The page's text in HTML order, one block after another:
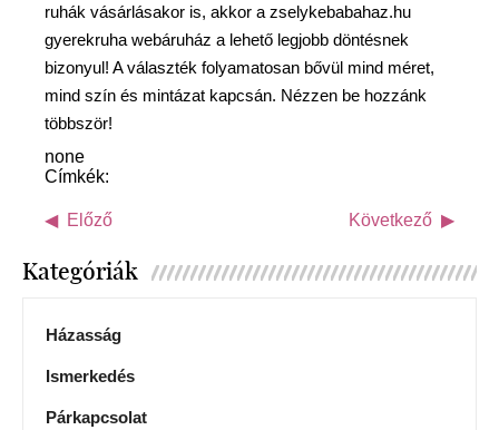
ruhák vásárlásakor is, akkor a zselykebabahaz.hu
gyerekruha webáruház a lehető legjobb döntésnek
bizonyul! A választék folyamatosan bővül mind méret,
mind szín és mintázat kapcsán. Nézzen be hozzánk
többször!
none
Címkék:
Előző Következő
Kategóriák
Házasság
Ismerkedés
Párkapcsolat